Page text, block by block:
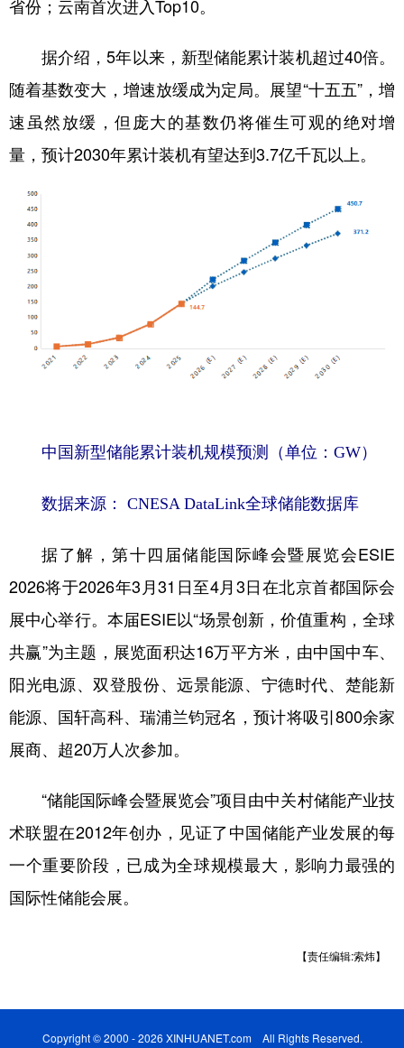
省份；云南首次进入Top10。
据介绍，5年以来，新型储能累计装机超过40倍。
随着基数变大，增速放缓成为定局。展望“十五五”，增
速虽然放缓，但庞大的基数仍将催生可观的绝对增
量，预计2030年累计装机有望达到3.7亿千瓦以上。
中国新型储能累计装机规模预测（单位：GW）
数据来源： CNESA DataLink全球储能数据库
据了解，第十四届储能国际峰会暨展览会ESIE
2026将于2026年3月31日至4月3日在北京首都国际会
展中心举行。本届ESIE以“场景创新，价值重构，全球
共赢”为主题，展览面积达16万平方米，由中国中车、
阳光电源、双登股份、远景能源、宁德时代、楚能新
能源、国轩高科、瑞浦兰钧冠名，预计将吸引800余家
展商、超20万人次参加。
“储能国际峰会暨展览会”项目由中关村储能产业技
术联盟在2012年创办，见证了中国储能产业发展的每
一个重要阶段，已成为全球规模最大，影响力最强的
国际性储能会展。
【责任编辑:索炜】
Copyright © 2000 - 2026 XINHUANET.com All Rights Reserved.